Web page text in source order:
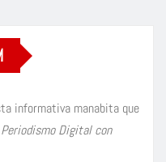
informativa manabita que
Periodismo Digital con